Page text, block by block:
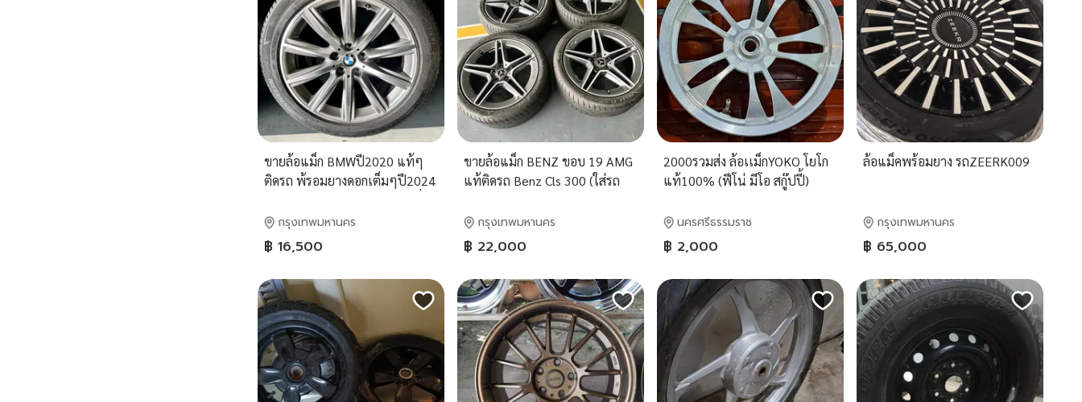
ขายล้อแม็ก BMWปี2020 แท้ๆ
ติดรถ พ้รอมยางดอกเต็มๆปี2024
กรุงเทพมหานคร
฿ 16,500
ขายล้อแม็ก BENZ ขอบ 19 AMG
แท้ติดรถ Benz Cls 300 (ใส่รถ
กรุงเทพมหานคร
฿ 22,000
2000รวมส่ง ล้อเเม็กYOKO โยโก
แท้100% (ฟีโน่ มีโอ สกู๊ปปี้)
นครศรีธรรมราช
฿ 2,000
ล้อแม็คพร้อมยาง รถZEERK009
กรุงเทพมหานคร
฿ 65,000